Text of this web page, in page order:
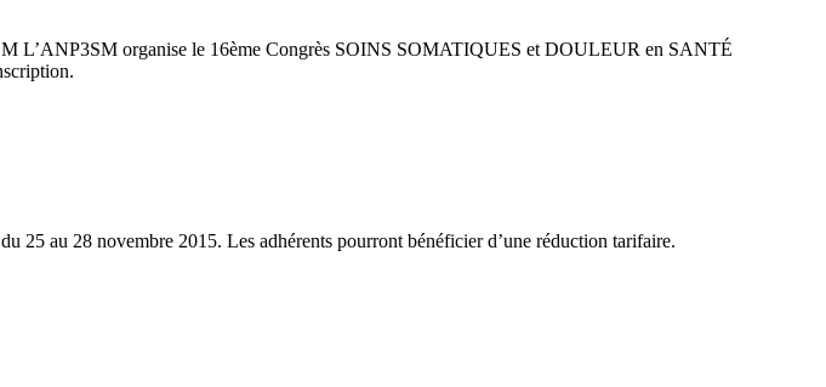
organise le 16ème Congrès SOINS SOMATIQUES et DOULEUR en SANTÉ
25 au 28 novembre 2015. Les adhérents pourront bénéficier d’une réduction tarifaire.